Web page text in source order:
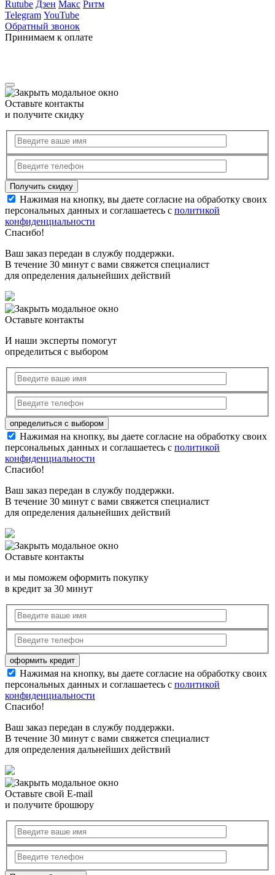
Rutube Дзен Макс Ритм
Telegram YouTube
Обратный звонок
Принимаем к оплате
Оставьте контакты
и получите скидку
Нажимая на кнопку, вы даете согласие на обработку своих
персональных данных и соглашаетесь с политикой
конфиденциальности
Спасибо!
Ваш заказ передан в службу поддержки.
В течение 30 минут с вами свяжется специалист
для определения дальнейших действий
Оставьте контакты
И наши эксперты помогут
определиться с выбором
Нажимая на кнопку, вы даете согласие на обработку своих
персональных данных и соглашаетесь с политикой
конфиденциальности
Спасибо!
Ваш заказ передан в службу поддержки.
В течение 30 минут с вами свяжется специалист
для определения дальнейших действий
Оставьте контакты
и мы поможем оформить покупку
в кредит за 30 минут
Нажимая на кнопку, вы даете согласие на обработку своих
персональных данных и соглашаетесь с политикой
конфиденциальности
Спасибо!
Ваш заказ передан в службу поддержки.
В течение 30 минут с вами свяжется специалист
для определения дальнейших действий
Оставьте свой E-mail
и получите брошюру